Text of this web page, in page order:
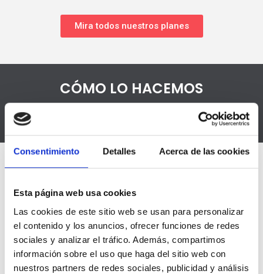
Consentimiento Detalles Acerca de las cookies
Esta página web usa cookies
Las cookies de este sitio web se usan para personalizar
el contenido y los anuncios, ofrecer funciones de redes
sociales y analizar el tráfico. Además, compartimos
información sobre el uso que haga del sitio web con
nuestros partners de redes sociales, publicidad y análisis
Mira todos nuestros planes
CÓMO LO HACEMOS
VALORACIÓN INICIAL
Antes de empezar realizaremos una
primera valoración, donde estudiaremos
en detalle tu situación actual y tus